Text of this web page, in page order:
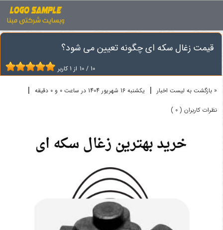
قیمت زغال سکه ای چگونه تعیین می شود؟
قیمت زغال سکه ای چگونه تعیین می شود؟
10 / 10 از 1 کاربر
« بازگشت به لیست اخبار | یکشنبه 16 شهريور 1404 در ساعت 0 و 0 دقیقه |
نظرات کاربران ( 0 )